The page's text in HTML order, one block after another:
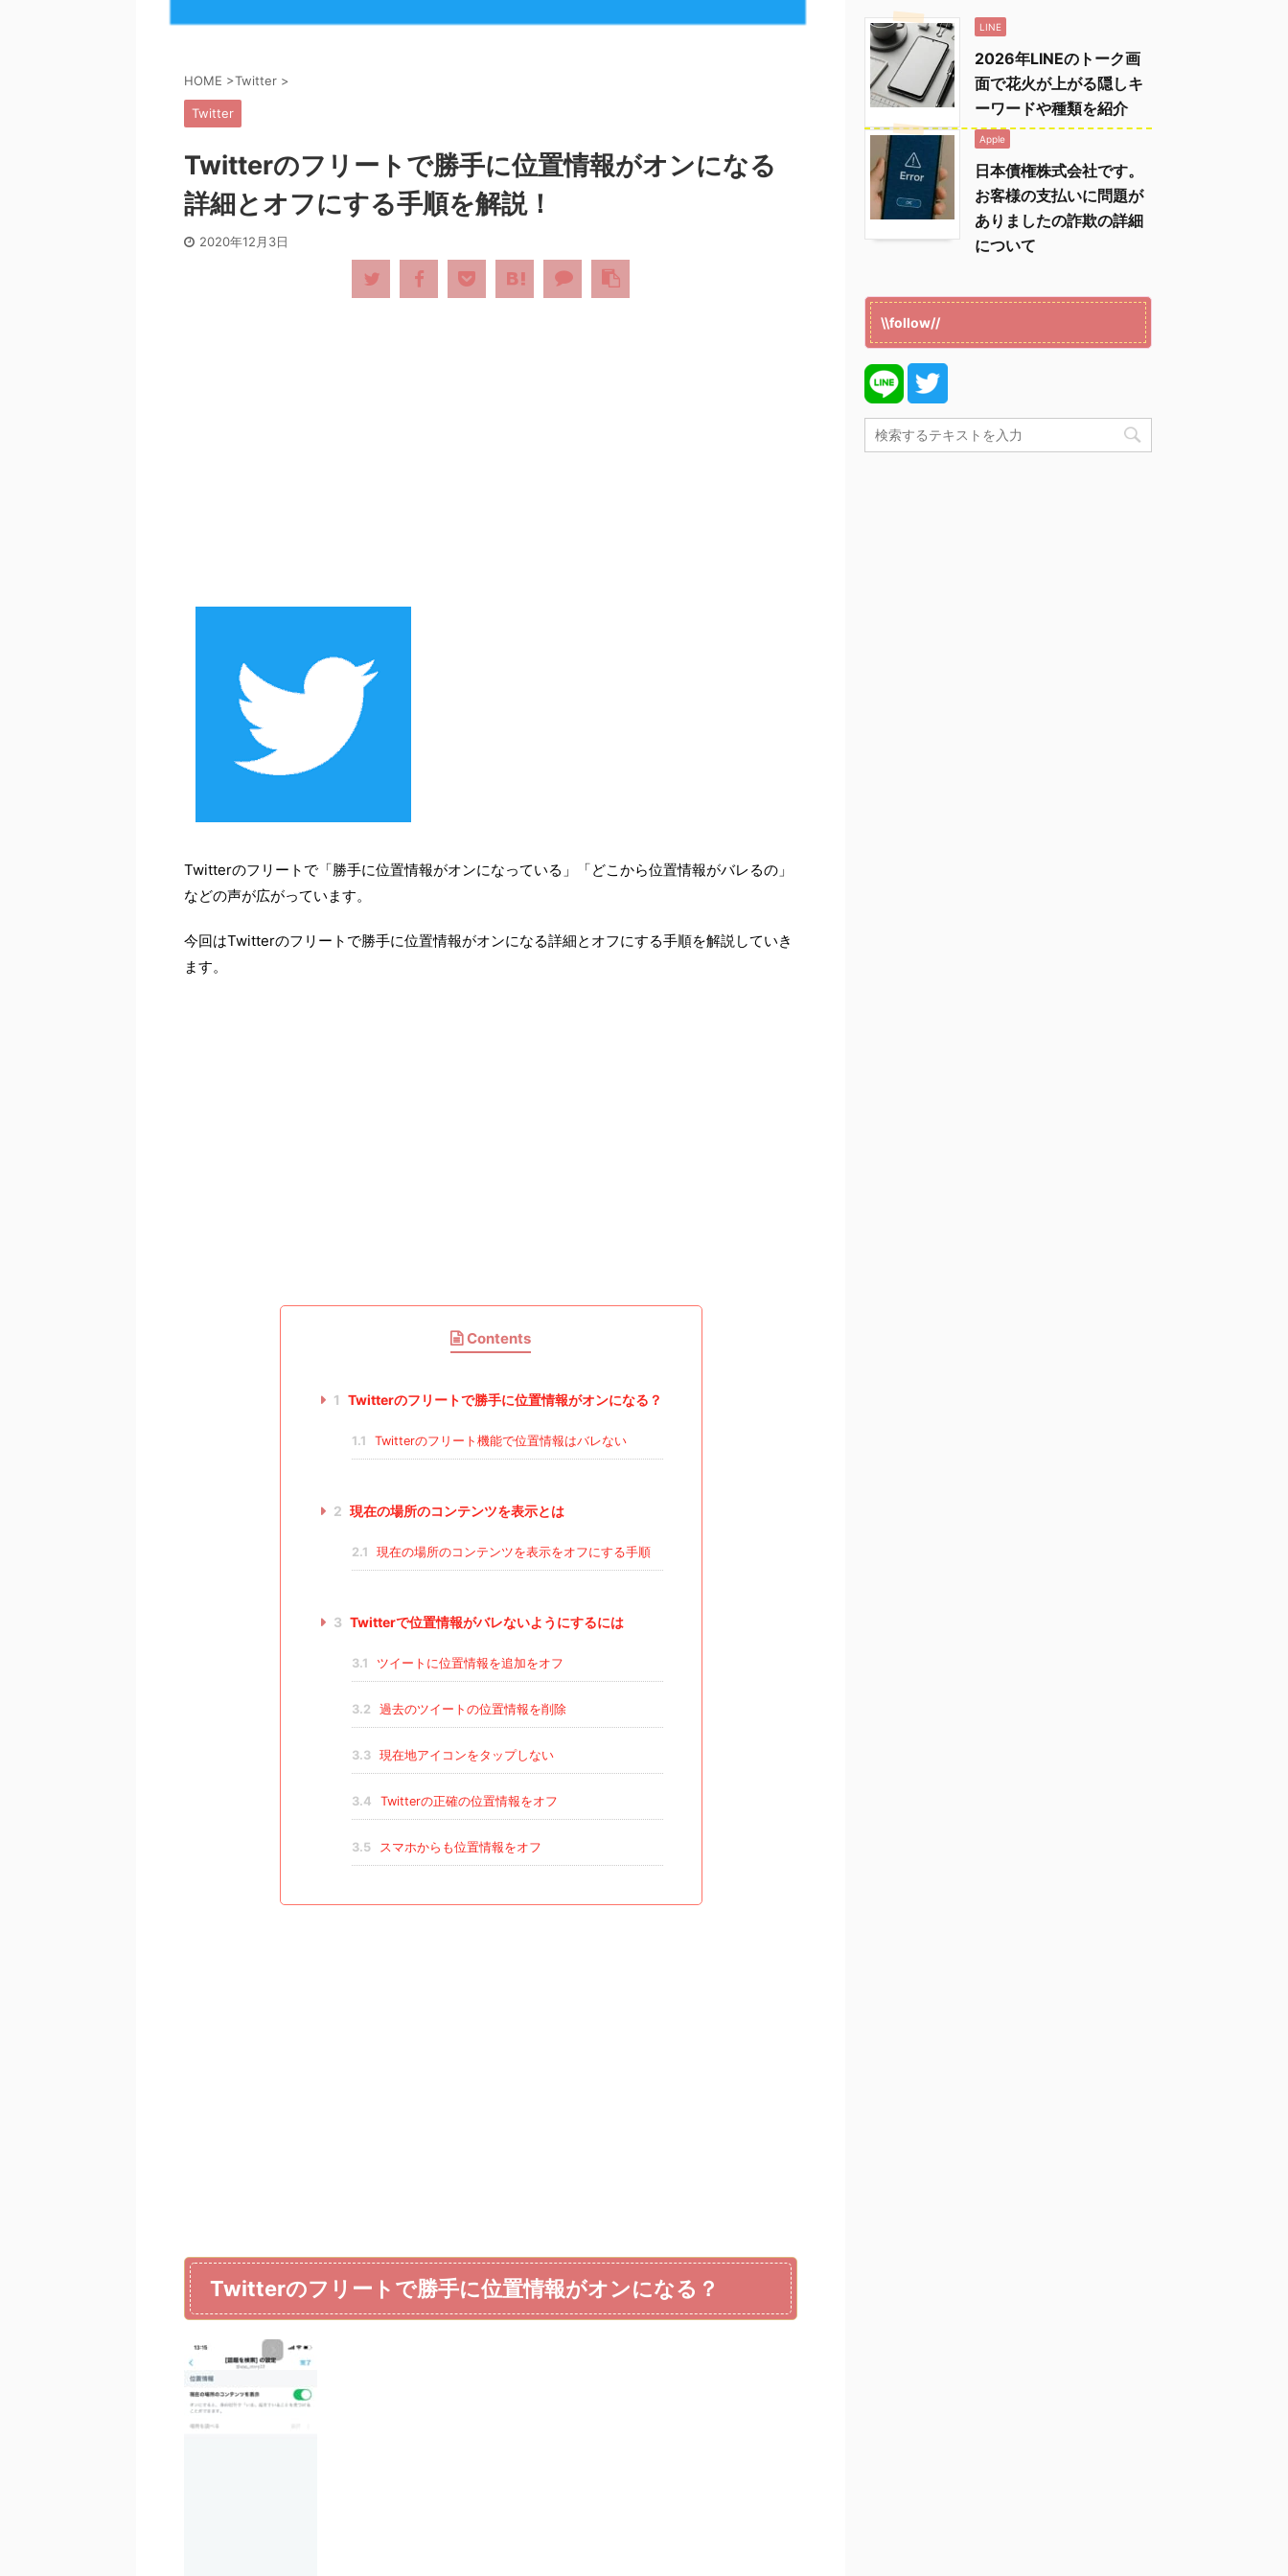
HOME >Twitter >
Twitter
Twitterのフリートで勝手に位置情報がオンになる
詳細とオフにする手順を解説！
2020年12月3日
Twitterのフリートで「勝手に位置情報がオンになっている」「どこから位置情報がバレるの」
などの声が広がっています。
今回はTwitterのフリートで勝手に位置情報がオンになる詳細とオフにする手順を解説していき
ます。
Contents
1 Twitterのフリートで勝手に位置情報がオンになる？
1.1 Twitterのフリート機能で位置情報はバレない
2 現在の場所のコンテンツを表示とは
2.1 現在の場所のコンテンツを表示をオフにする手順
3 Twitterで位置情報がバレないようにするには
3.1 ツイートに位置情報を追加をオフ
3.2 過去のツイートの位置情報を削除
3.3 現在地アイコンをタップしない
3.4 Twitterの正確の位置情報をオフ
3.5 スマホからも位置情報をオフ
Twitterのフリートで勝手に位置情報がオンになる？
LINE
2026年LINEのトーク画
面で花火が上がる隠しキ
ーワードや種類を紹介
Apple
日本債権株式会社です。
お客様の支払いに問題が
ありましたの詐欺の詳細
について
\\follow//